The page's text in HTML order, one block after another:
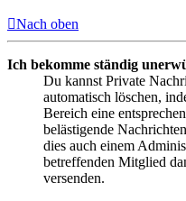
Nach oben
Ich bekomme ständig
Du kannst Private
automatisch löschen,
Bereich eine
belästigende
dies auch einem
betreffenden Mitglied
versenden.